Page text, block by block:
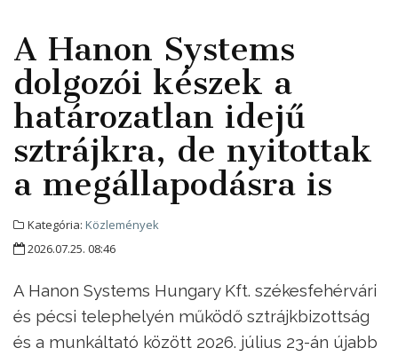
A Hanon Systems
dolgozói készek a
határozatlan idejű
sztrájkra, de nyitottak
a megállapodásra is
Kategória: Közlemények
2026.07.25. 08:46
A Hanon Systems Hungary Kft. székesfehérvári
és pécsi telephelyén működő sztrájkbizottság
és a munkáltató között 2026. július 23-án újabb